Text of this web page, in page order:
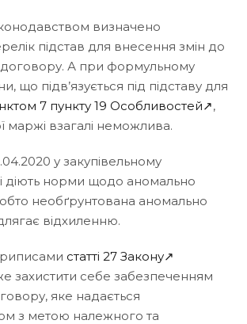
визначено
підстав для внесення змін до
договору. А при формульному
що підв’язується під підставу для
7 пункту 19 Особливостей↗,
маржі взагалі неможлива.
у закупівельному
діють норми щодо аномально
необґрунтована аномально
відхиленню.
статті 27 Закону↗
захистити себе забезпеченням
яке надається
з метою належного та